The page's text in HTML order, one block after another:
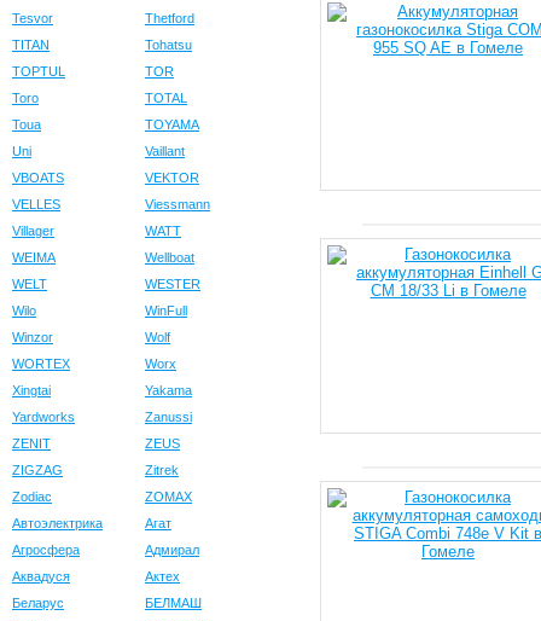
Tesvor
Thetford
TITAN
Tohatsu
TOPTUL
TOR
Toro
TOTAL
Toua
TOYAMA
Uni
Vaillant
VBOATS
VEKTOR
VELLES
Viessmann
Villager
WATT
WEIMA
Wellboat
WELT
WESTER
Wilo
WinFull
Winzor
Wolf
WORTEX
Worx
Xingtai
Yakama
Yardworks
Zanussi
ZENIT
ZEUS
ZIGZAG
Zitrek
Zodiac
ZOMAX
Автоэлектрика
Агат
Агросфера
Адмирал
Аквадуся
Актех
Беларус
БЕЛМАШ